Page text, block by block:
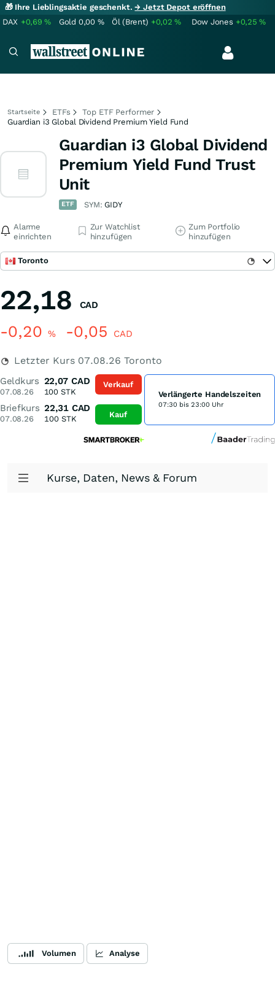
🎁 Ihre Lieblingsaktie geschenkt.→ Jetzt Depot eröffnen
DAX +0,69% Gold 0,00 % Öl (Brent) +0,02% Dow Jones +0,25%
Startseite ETFs
Top ETF Performer
Guardian i3 Global Dividend Premium Yield Fund
Guardian i3 Global Dividend
Premium Yield Fund Trust
Unit
ETF SYM: GIDY
Alarme
einrichten
Zur Watchlist
hinzufügen
Zum Portfolio
hinzufügen
Toronto
22,18 CAD
-0,20 % -0,05 CAD
Letzter Kurs 07.08.26 Toronto
Geldkurs
07.08.26
22,07 CAD
100 STK
Briefkurs
07.08.26
22,31 CAD
100STK
Verkauf
Kauf
Verlängerte Handelszeiten
07:30 bis 23:00 Uhr
Kurse, Daten, News & Forum
Volumen Analyse